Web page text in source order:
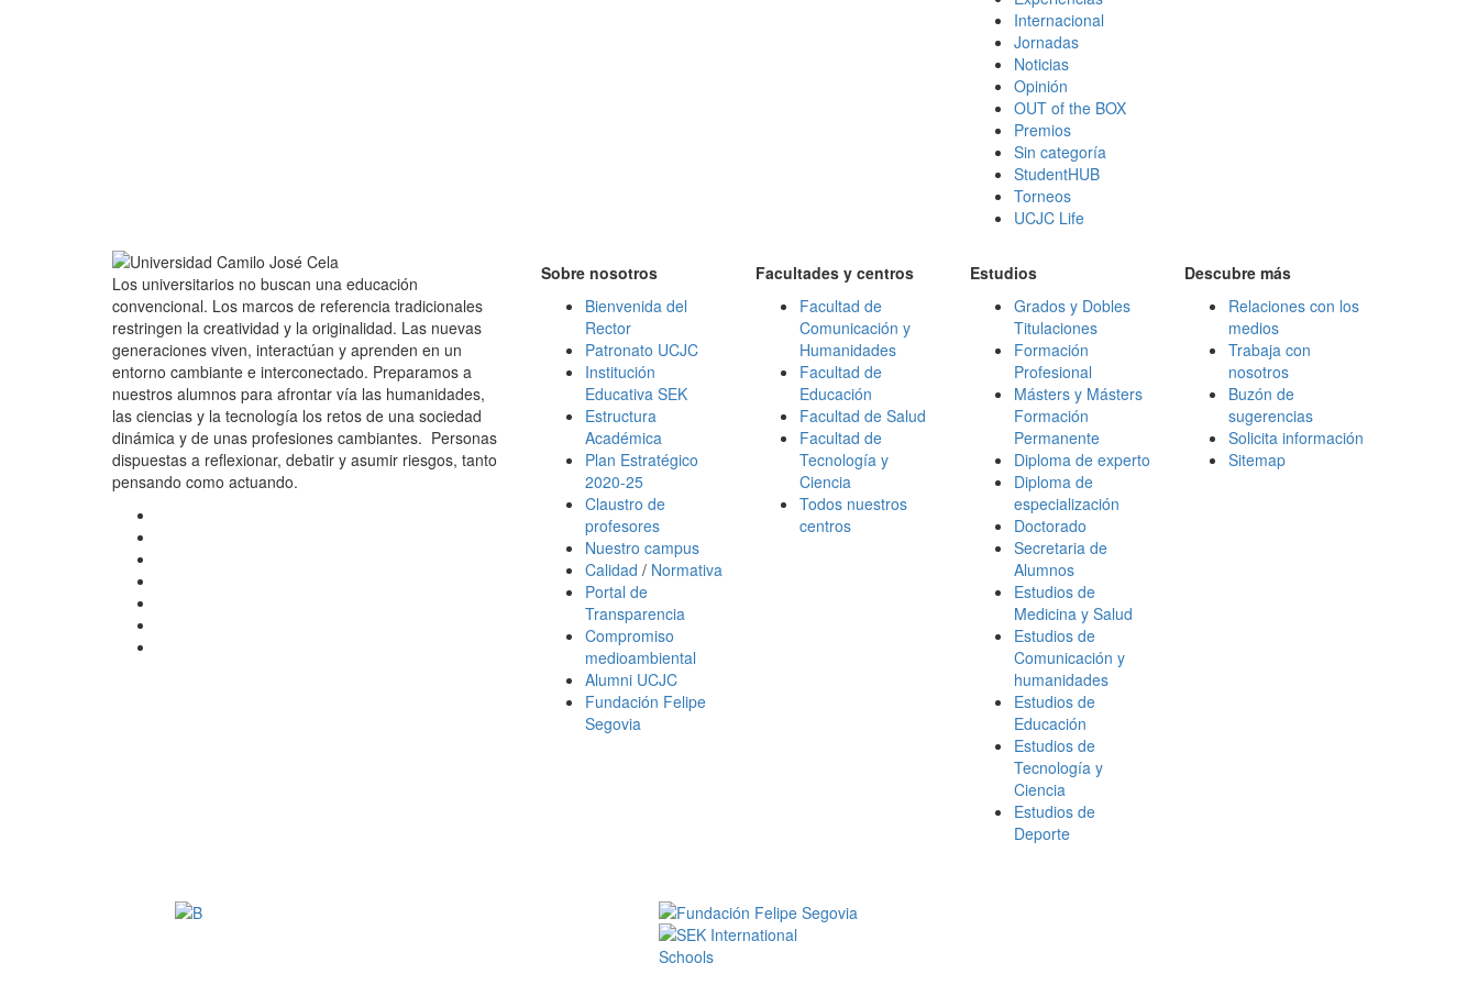
Internacional
Jornadas
Noticias
Opinión
OUT of the BOX
Premios
Sin categoría
StudentHUB
Torneos
UCJC Life
Los universitarios no buscan una educación
convencional. Los marcos de referencia tradicionales
restringen la creatividad y la originalidad. Las nuevas
generaciones viven, interactúan y aprenden en un
entorno cambiante e interconectado. Preparamos a
nuestros alumnos para afrontar vía las humanidades,
las ciencias y la tecnología los retos de una sociedad
dinámica y de unas profesiones cambiantes. Personas
dispuestas a reflexionar, debatir y asumir riesgos, tanto
pensando como actuando.
Sobre nosotros
Bienvenida del
Rector
Patronato UCJC
Institución
Educativa SEK
Estructura
Académica
Plan Estratégico
2020-25
Claustro de
profesores
Nuestro campus
Calidad / Normativa
Portal de
Transparencia
Compromiso
medioambiental
Alumni UCJC
Fundación Felipe
Segovia
Facultades y centros
Facultad de
Comunicación y
Humanidades
Facultad de
Educación
Facultad de Salud
Facultad de
Tecnología y
Ciencia
Todos nuestros
centros
Estudios
Grados y Dobles
Titulaciones
Formación
Profesional
Másters y Másters
Formación
Permanente
Diploma de experto
Diploma de
especialización
Doctorado
Secretaria de
Alumnos
Estudios de
Medicina y Salud
Estudios de
Comunicación y
humanidades
Estudios de
Educación
Estudios de
Tecnología y
Ciencia
Estudios de
Deporte
Descubre más
Relaciones con los
medios
Trabaja con
nosotros
Buzón de
sugerencias
Solicita información
Sitemap